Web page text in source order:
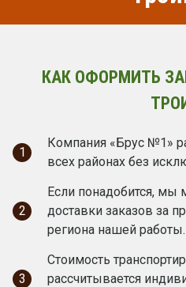
КАК ОФОРМИТЬ
1
Компания «Брус №1»
всех районах без
2
Если понадобится, мы
доставки заказов за
региона нашей работы.
3
Стоимость
рассчитывается